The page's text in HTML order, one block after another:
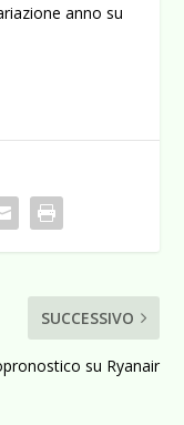
anno su
SUCCESSIVO
su Ryanair